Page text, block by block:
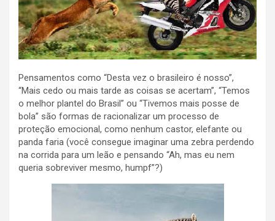
Pensamentos como “Desta vez o brasileiro é nosso”,
“Mais cedo ou mais tarde as coisas se acertam”, “Temos
o melhor plantel do Brasil” ou “Tivemos mais posse de
bola” são formas de racionalizar um processo de
proteção emocional, como nenhum castor, elefante ou
panda faria (você consegue imaginar uma zebra perdendo
na corrida para um leão e pensando “Ah, mas eu nem
queria sobreviver mesmo, humpf”?)